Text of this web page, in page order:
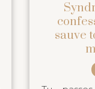
sauve